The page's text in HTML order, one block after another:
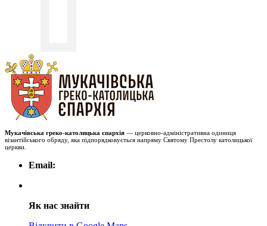
Мукачівська греко-католицька єпархія — церковно-адміністративна одиниця
візантійського обряду, яка підпорядковується напряму Святому Престолу католицької
церкви.
Email:
Як нас знайти